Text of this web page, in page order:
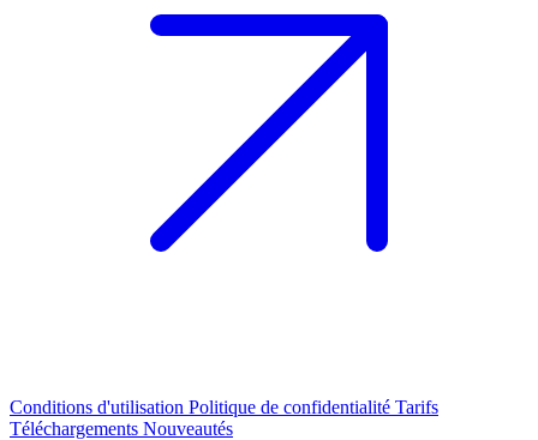
Conditions d'utilisation Politique de confidentialité Tarifs
Téléchargements Nouveautés